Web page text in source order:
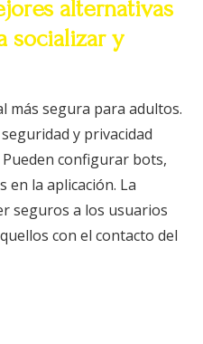
alternativas
socializar y
más segura para adultos.
y privacidad
configurar bots,
en la aplicación. La
seguros a los usuarios
con el contacto del